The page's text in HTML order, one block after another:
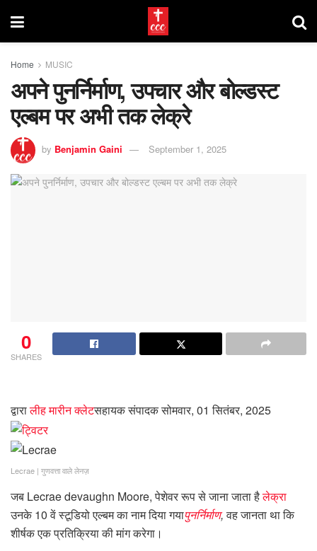
Home MUSIC
अपने पुनर्निर्माण, उपचार और बोल्डस्ट
एल्बम पर अभी तक लेक्रे
by Benjamin Gaini September 1, 2025
0
SHARES
द्वारालीह मारीन क्लेटसहायक संपादकसोमवार, 01 सितंबर, 2025
Lecrae | गुणवत्ता वाले लेनज़
जब Lecrae devaughn Moore, पेशेवर रूप से जाना जाता हैलेक्रा
उनके 10 वें स्टूडियो एल्बम का नाम दिया गयापुनर्निर्माण,वह जानता था कि
शीर्षक एक प्रतिक्रिया की मांग करेगा।